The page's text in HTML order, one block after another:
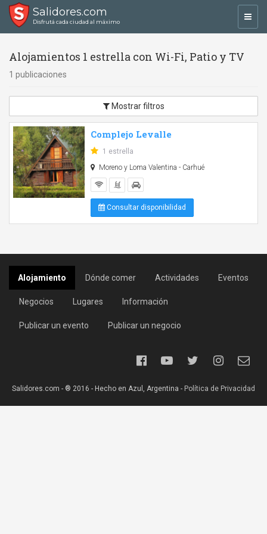
Salidores.com
Disfrutá cada ciudad al máximo
Alojamientos 1 estrella con Wi-Fi, Patio y TV
1 publicaciones
Mostrar filtros
Complejo Levalle
1 estrella
Moreno y Loma Valentina - Carhué
Consultar disponibilidad
Alojamiento Dónde comer Actividades Eventos
Negocios Lugares Información
Publicar un evento Publicar un negocio
Salidores.com - ® 2016 - Hecho en Azul, Argentina - Política de Privacidad